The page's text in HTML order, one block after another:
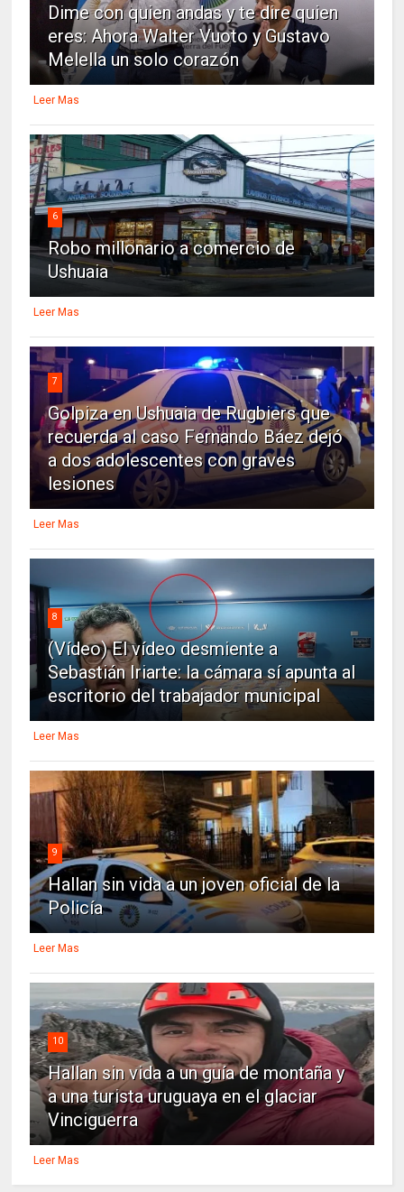
Dime con quien andas y te dire quien
eres: Ahora Walter Vuoto y Gustavo
Melella un solo corazón
Leer Mas
6
Robo millonario a comercio de
Ushuaia
Leer Mas
7
Golpiza en Ushuaia de Rugbiers que
recuerda al caso Fernando Báez dejó
a dos adolescentes con graves
lesiones
Leer Mas
8
(Vídeo) El vídeo desmiente a
Sebastián Iriarte: la cámara sí apunta al
escritorio del trabajador municipal
Leer Mas
9
Hallan sin vida a un joven oficial de la
Policía
Leer Mas
10
Hallan sin vida a un guía de montaña y
a una turista uruguaya en el glaciar
Vinciguerra
Leer Mas